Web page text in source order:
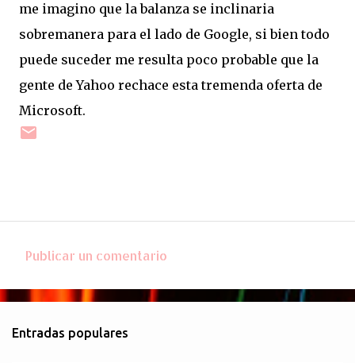
me imagino que la balanza se inclinaria
sobremanera para el lado de Google, si bien todo
puede suceder me resulta poco probable que la
gente de Yahoo rechace esta tremenda oferta de
Microsoft.
o
e
Publicar un comentario
Entradas populares